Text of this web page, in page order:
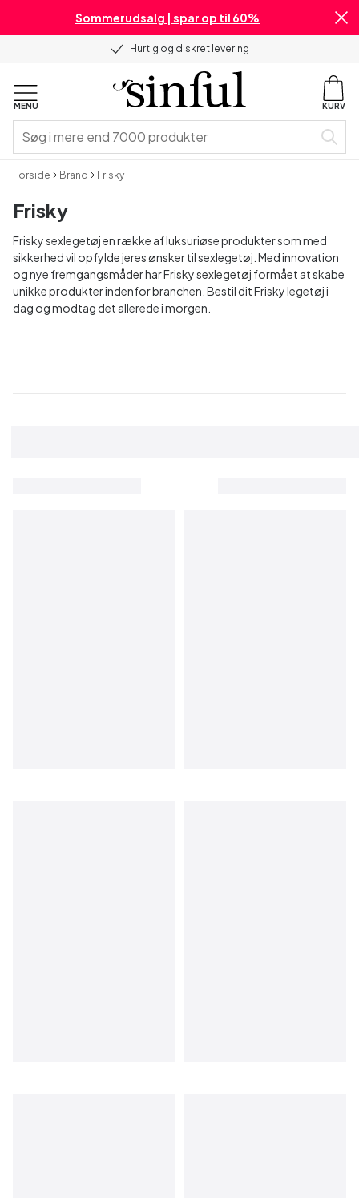
Sommerudsalg | spar op til 60%
Hurtig og diskret levering
MENU KURV
Forside Brand Frisky
Frisky
Frisky sexlegetøj en række af luksuriøse produkter som med
sikkerhed vil opfylde jeres ønsker til sexlegetøj. Med innovation
og nye fremgangsmåder har Frisky sexlegetøj formået at skabe
unikke produkter indenfor branchen. Bestil dit Frisky legetøj i
dag og modtag det allerede i morgen.